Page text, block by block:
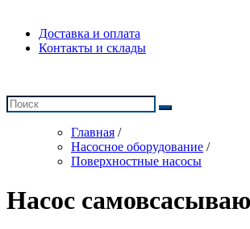
Доставка и оплата
Контакты и склады
Главная /
Насосное оборудование /
Поверхностные насосы
Насос